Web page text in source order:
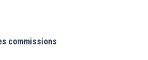
commissions